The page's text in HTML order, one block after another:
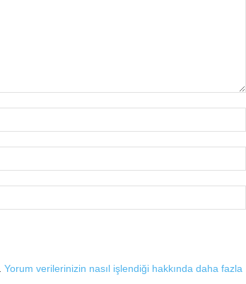
Yorum verilerinizin nasıl işlendiği hakkında daha fazla